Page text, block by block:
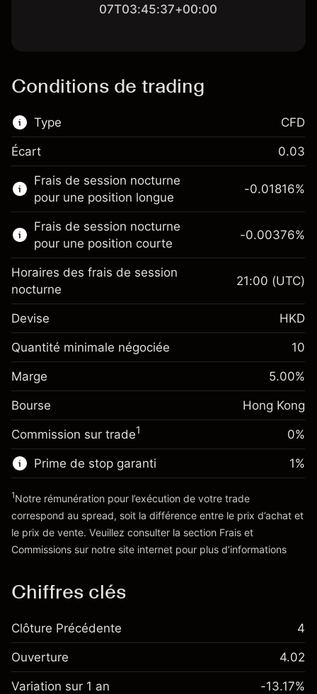
07T03:45:37+00:00
Conditions de trading
Type
Ce marché financier est disponible pour le
trading de CFD.
En savoir plus sur :
CFD
CFD
Écart 0.03
Frais de session nocturne
pour une position longue
Marge. Votre
investissement
Ajustement des fonds
Frais sur la valeur totale de
la position
-0.018156%
(-HK$3.63)
Taille de la position avec effet de levier
Valeur nominale avec effet de levier
~HK$19,000.00
Vers la plateforme
-0.01816%
Frais de session nocturne
pour une position courte
Marge. Votre
HK$1,000.00
Ajustement des fonds
de overnight
Frais sur la valeur totale de
la position
-0.003762%
(-HK$0.75)
Taille de la position avec effet de levier
Valeur nominale avec effet de levier
~ HK$19,000.00
-0.00376%
Horaires des frais de session
nocturne
21:00 (UTC)
Devise HKD
Quantité minimale négociée 10
Marge 5.00%
Bourse Hong Kong
Commission sur trade1 0%
Prime de stop garanti
'Tarifs et Frais
1%
1Notre rémunération pour l’exécution de votre trade
correspond au spread, soit la différence entre le prix d’achat et
le prix de vente. Veuillez consulter la section Frais et
Commissions sur notre site internet pour plus d’informations
Chiffres clés
Clôture Précédente 4
Ouverture 4.02
Variation sur 1 an -13.17%